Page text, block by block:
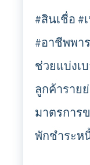
#สินเชื่อ #
#อาชีพพา
ช่วยแบ่งเ
ลูกค้าราย
มาตรการ
พักชำระห